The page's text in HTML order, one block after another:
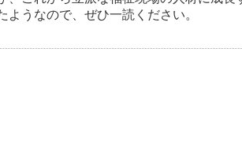
ようなので、ぜひ一読ください。